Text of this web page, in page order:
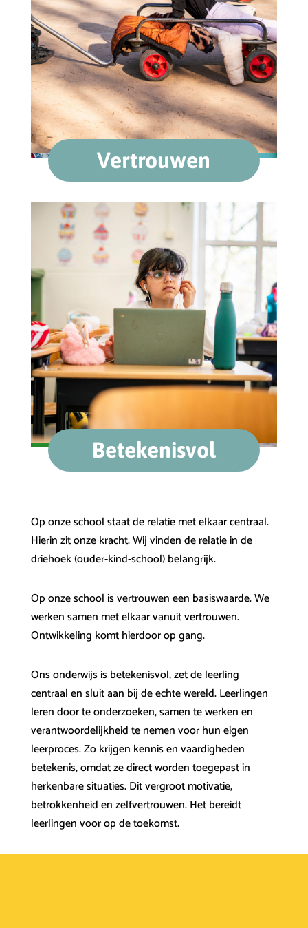
Vertrouwen
Betekenisvol
Op onze school staat de relatie met elkaar centraal.
Hierin zit onze kracht. Wij vinden de relatie in de
driehoek (ouder-kind-school) belangrijk.
Op onze school is vertrouwen een basiswaarde. We
werken samen met elkaar vanuit vertrouwen.
Ontwikkeling komt hierdoor op gang.
Ons onderwijs is betekenisvol, zet de leerling
centraal en sluit aan bij de echte wereld. Leerlingen
leren door te onderzoeken, samen te werken en
verantwoordelijkheid te nemen voor hun eigen
leerproces. Zo krijgen kennis en vaardigheden
betekenis, omdat ze direct worden toegepast in
herkenbare situaties. Dit vergroot motivatie,
betrokkenheid en zelfvertrouwen. Het bereidt
leerlingen voor op de toekomst.